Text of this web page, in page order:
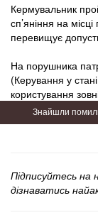
Кермувальник
сп’яніння на
перевищує
На порушника
(Керування у
користування
Знайшли
Підписуйтесь на
дізнаватись